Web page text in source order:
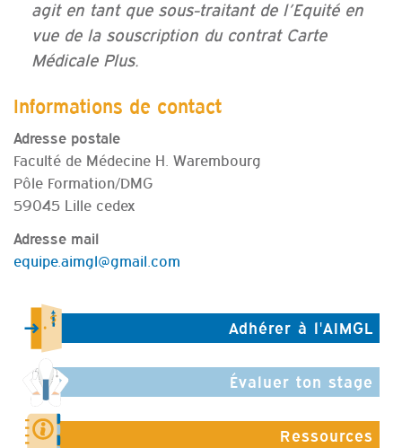
agit en tant que sous-traitant de l’Equité en
vue de la souscription du contrat Carte
Médicale Plus.
Informations de contact
Adresse postale
Faculté de Médecine H. Warembourg
Pôle Formation/DMG
59045 Lille cedex
Adresse mail
equipe.aimgl@gmail.com
Adhérer à l'AIMGL
Évaluer ton stage
Ressources